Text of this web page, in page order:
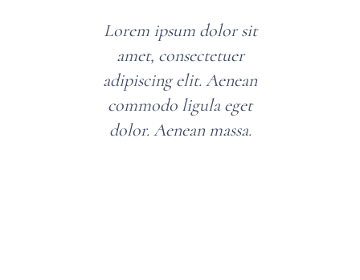
Lorem ipsum dolor sit
amet, consectetuer
adipiscing elit. Aenean
commodo ligula eget
dolor. Aenean massa.